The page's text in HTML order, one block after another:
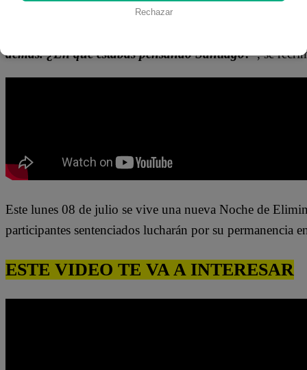
que yo estaba pensando en mi mente, lo que estaba
demás. ¿En qué estabas pensando Santiago?”, se
Este lunes 08 de julio se vive una nueva Noche de
participantes sentenciados lucharán por su permanencia
ESTE VIDEO TE VA A INTERESAR
Rechazar